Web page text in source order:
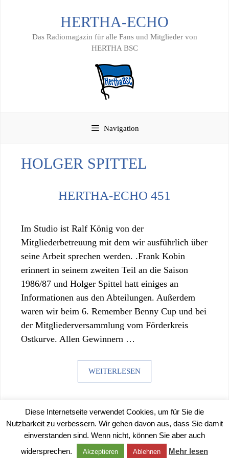
HERTHA-ECHO
Das Radiomagazin für alle Fans und Mitglieder von
HERTHA BSC
Navigation
HOLGER SPITTEL
HERTHA-ECHO 451
Im Studio ist Ralf König von der
Mitgliederbetreuung mit dem wir ausführlich über
seine Arbeit sprechen werden. .Frank Kobin
erinnert in seinem zweiten Teil an die Saison
1986/87 und Holger Spittel hatt einiges an
Informationen aus den Abteilungen. Außerdem
waren wir beim 6. Remember Benny Cup und bei
der Mitgliederversammlung vom Förderkreis
Ostkurve. Allen Gewinnern …
WEITERLESEN
©2026 |IMPRESSUM|DATENSCHUTZERKLÄRUNG
Diese Internetseite verwendet Cookies, um für Sie die
Nutzbarkeit zu verbessern. Wir gehen davon aus, dass Sie damit
einverstanden sind. Wenn nicht, können Sie aber auch
widersprechen.
Akzeptieren Ablehnen Mehr lesen